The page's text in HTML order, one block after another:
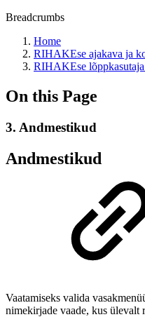
Breadcrumbs
Home
RIHAKEse ajakava ja
RIHAKEse lõppkasutaja
On this Page
3. Andmestikud
Andmestikud
Vaatamiseks valida
nimekirjade vaade, kus ülevalt